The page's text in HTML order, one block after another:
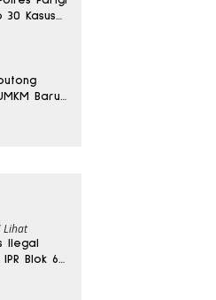
30 Kasus
Baru
Lihat
Ilegal
Blok 6